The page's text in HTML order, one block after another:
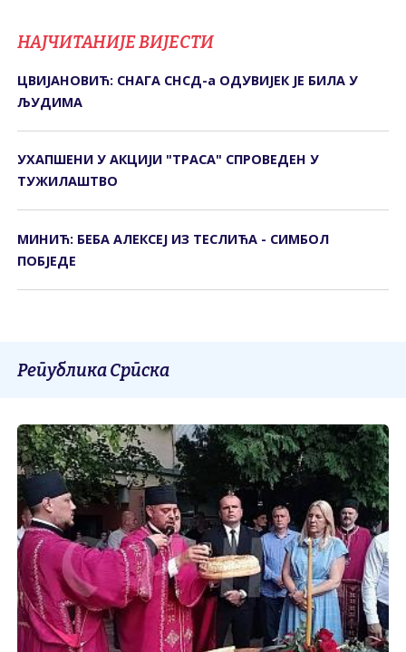
НАЈЧИТАНИЈЕ ВИЈЕСТИ
ЦВИЈАНОВИЋ: СНАГА СНСД-а ОДУВИЈЕК ЈЕ БИЛА У
ЉУДИМА
УХАПШЕНИ У АКЦИЈИ "ТРАСА" СПРОВЕДЕН У
ТУЖИЛАШТВО
МИНИЋ: БЕБА АЛЕКСЕЈ ИЗ ТЕСЛИЋА - СИМБОЛ
ПОБЈЕДЕ
Република Српска